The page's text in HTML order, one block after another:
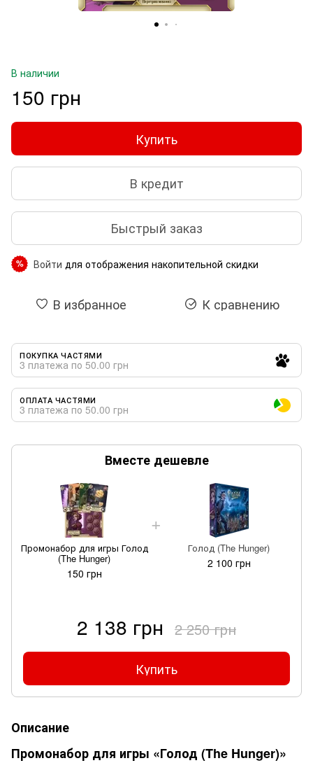
В наличии
150 грн
Купить
В кредит
Быстрый заказ
% Войти для отображения накопительной скидки
В избранное К сравнению
ПОКУПКА ЧАСТЯМИ
3 платежа по 50.00 грн
ОПЛАТА ЧАСТЯМИ
3 платежа по 50.00 грн
Вместе дешевле
Промонабор для игры Голод
(The Hunger)
150 грн
Голод (The Hunger)
2 100 грн
2 138 грн 2 250 грн
Купить
Описание
Промонабор для игры «Голод (The Hunger)»